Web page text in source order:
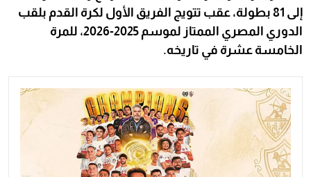
إلى 81 بطولة، عقب تتويج الفريق الأول لكرة القدم بلقب
الدوري المصري الممتاز لموسم 2025-2026، للمرة
الخامسة عشرة في تاريخه.